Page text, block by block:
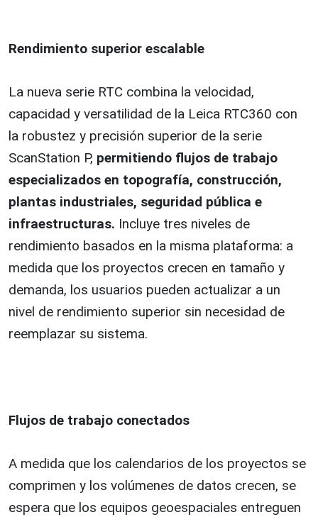
Rendimiento superior escalable
La nueva serie RTC combina la velocidad,
capacidad y versatilidad de la Leica RTC360 con
la robustez y precisión superior de la serie
ScanStation P, permitiendo flujos de trabajo
especializados en topografía, construcción,
plantas industriales, seguridad pública e
infraestructuras. Incluye tres niveles de
rendimiento basados en la misma plataforma: a
medida que los proyectos crecen en tamaño y
demanda, los usuarios pueden actualizar a un
nivel de rendimiento superior sin necesidad de
reemplazar su sistema.
Flujos de trabajo conectados
A medida que los calendarios de los proyectos se
comprimen y los volúmenes de datos crecen, se
espera que los equipos geoespaciales entreguen